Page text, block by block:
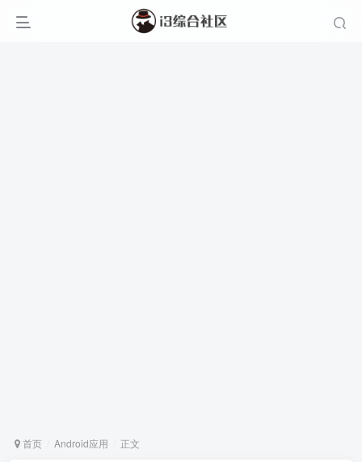
首页 Android应用 正文